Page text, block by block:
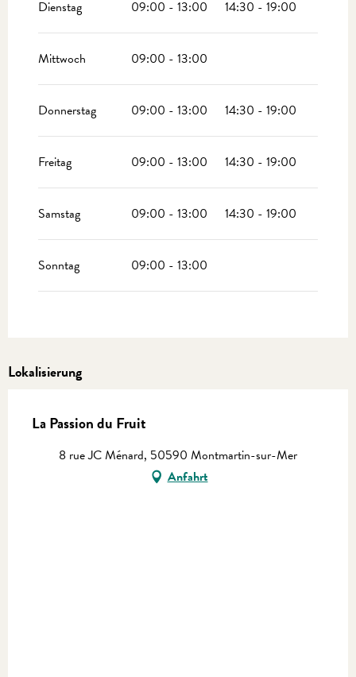
Dienstag 09:00 - 13:00 14:30 - 19:00
Mittwoch 09:00 - 13:00
Donnerstag 09:00 - 13:00 14:30 - 19:00
Freitag 09:00 - 13:00 14:30 - 19:00
Samstag 09:00 - 13:00 14:30 - 19:00
Sonntag 09:00 - 13:00
Lokalisierung
La Passion du Fruit
8 rue JC Ménard, 50590 Montmartin-sur-Mer
Anfahrt